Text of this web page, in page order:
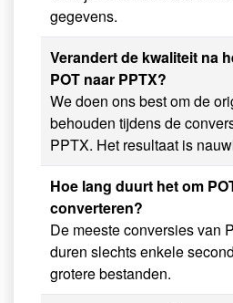
gegevens.
Verandert de kwaliteit na
POT naar PPTX?
We doen ons best om de
behouden tijdens de
PPTX. Het resultaat is
Hoe lang duurt het om
converteren?
De meeste conversies van
duren slechts enkele
grotere bestanden.